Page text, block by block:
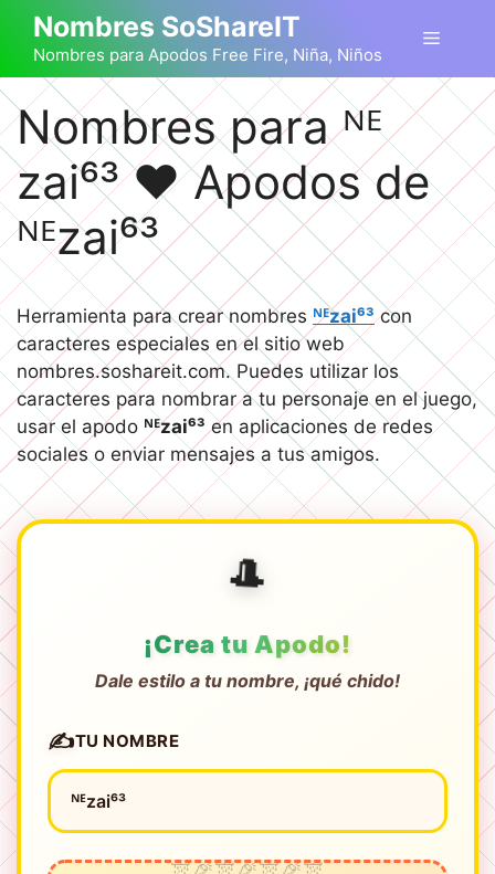
Saltar
contenido
Nombres SoShareIT
Nombres para Apodos Free Fire, Niña, Niños
Menú
Nombres para ᴺᴱㅤ
zai⁶³ ❤️ Apodos de
ᴺᴱㅤzai⁶³
Herramienta para crear nombres ᴺᴱㅤzai⁶³con
caracteres especiales en el sitio web
nombres.soshareit.com. Puedes utilizar los
caracteres para nombrar a tu personaje en el juego,
usar el apodo ᴺᴱㅤzai⁶³en aplicaciones de redes
sociales o enviar mensajes a tus amigos.
🎩
¡Crea tu Apodo!
Dale estilo a tu nombre, ¡qué chido!
✍️TU NOMBRE